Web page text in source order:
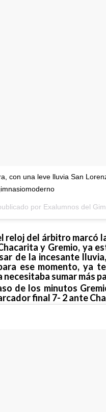
con una leve lluvia San
por Exalumnos del
reloj del árbitro marcó
y Gremio, ya
de la incesante
ese momento, ya
necesitaba sumar más
de los minutos
final 7- 2 ante